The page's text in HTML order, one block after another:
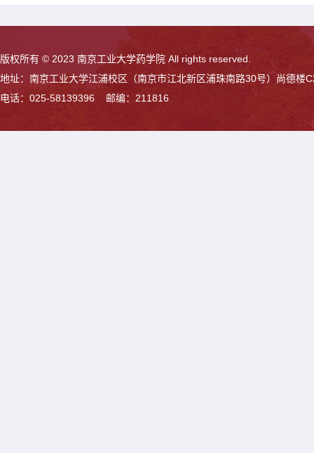
版权所有 © 2023 南京工业大学药学院 All rights reserved.
地址：南京工业大学江浦校区（南京市江北新区浦珠南路30号）尚德楼
电话：025-58139396 邮编：211816